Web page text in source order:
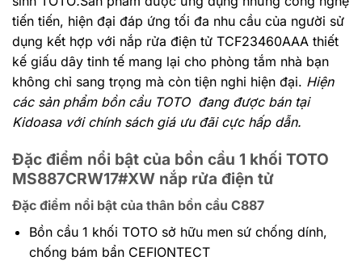
tiến tiến, hiện đại đáp ứng tối đa nhu cầu của người sử
dụng kết hợp với nắp rửa điện tử TCF23460AAA thiết
kế giấu dây tinh tế mang lại cho phòng tắm nhà bạn
không chỉ sang trọng mà còn tiện nghi hiện đại. Hiện
các sản phẩm bồn cầu TOTO đang được bán tại
Kidoasa với chính sách giá ưu đãi cực hấp dẫn.
Đặc điểm nổi bật của bồn cầu 1 khối TOTO
MS887CRW17#XW nắp rửa điện tử
Đặc điểm nổi bật của thân bồn cầu C887
Bồn cầu 1 khối TOTO sở hữu men sứ chống dính,
chống bám bẩn CEFIONTECT